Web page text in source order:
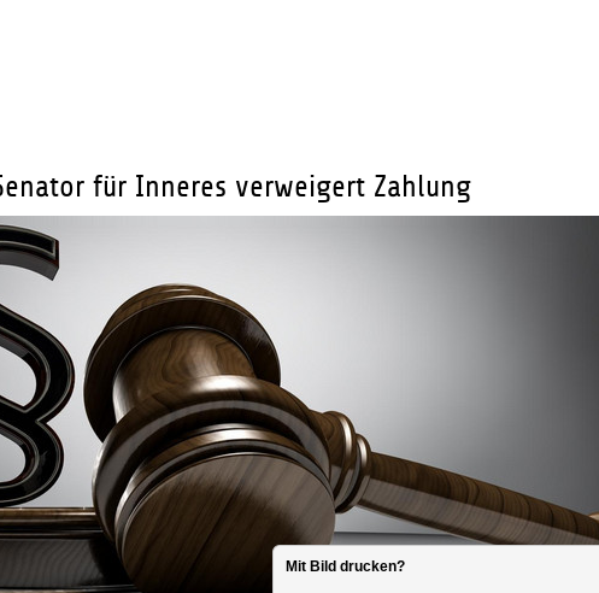
für Inneres verweigert Zahlung
Mit Bild drucken?